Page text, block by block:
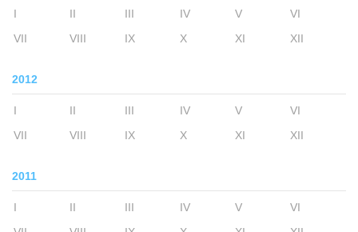
I II III IV V
VI
VII
VIII IX X XI XII
2012
I II III IV V
VI
VII
VIII IX X XI XII
2011
I II III IV V
VI